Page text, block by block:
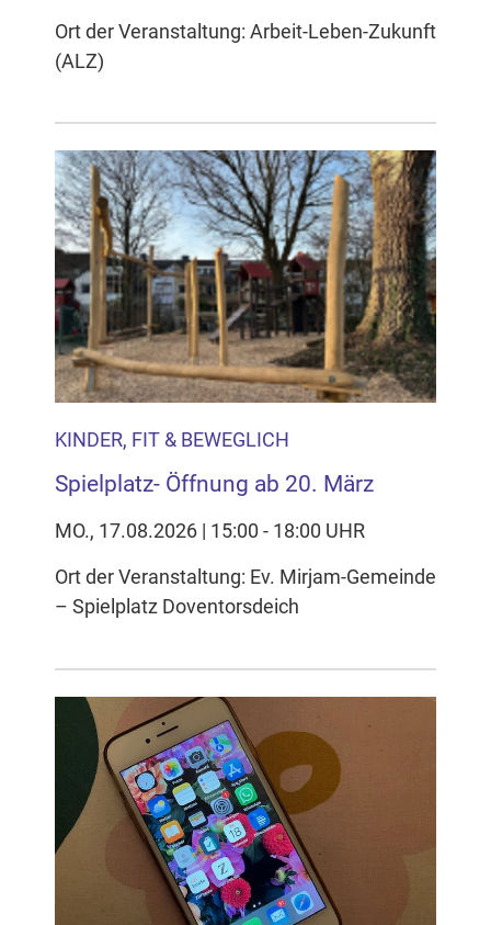
Ort der Veranstaltung: Arbeit-Leben-Zukunft
(ALZ)
KINDER, FIT & BEWEGLICH
Spielplatz- Öffnung ab 20. März
MO., 17.08.2026 | 15:00 - 18:00 UHR
Ort der Veranstaltung: Ev. Mirjam-Gemeinde
– Spielplatz Doventorsdeich